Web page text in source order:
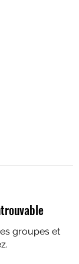
groupes et